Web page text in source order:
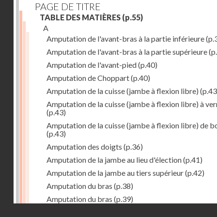
PAGE DE TITRE
TABLE DES MATIÈRES (p.55)
A
Amputation de l'avant-bras à la partie inférieure
Amputation de l'avant-bras à la partie supérieure
Amputation de l'avant-pied(p.40)
Amputation de Choppart(p.40)
Amputation de la cuisse (jambe à flexion libre)
Amputation de la cuisse (jambe à flexion libre) à
(p.43)
Amputation de la cuisse (jambe à flexion libre) de
(p.43)
Amputation des doigts (p.36)
Amputation de la jambe au lieu d'élection(p.41)
Amputation de la jambe au tiers supérieur(p.42)
Amputation du bras (p.38)
Amputation du bras (p.39)